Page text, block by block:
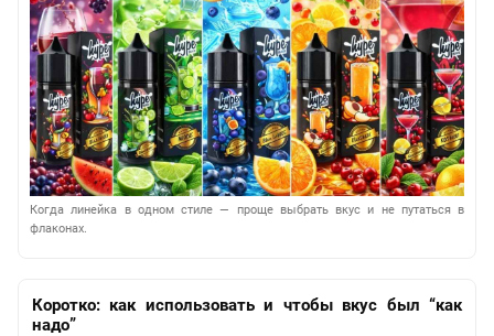
Когда линейка в одном стиле — проще выбрать вкус и не путаться в
флаконах.
Коротко: как использовать и чтобы вкус был “как
надо”